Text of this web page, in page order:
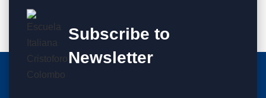
Subscribe to
Newsletter